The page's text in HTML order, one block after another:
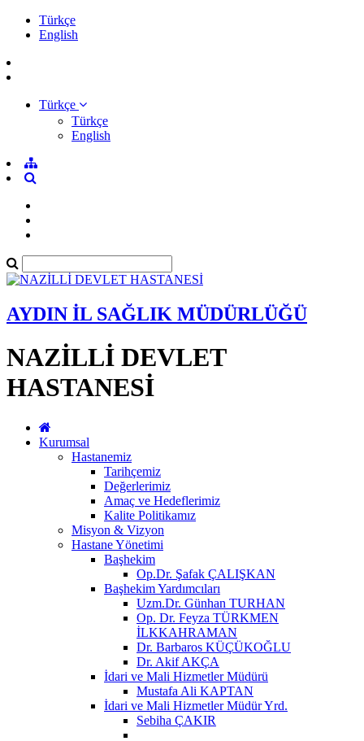
Türkçe
English
Türkçe
Türkçe
English
AYDIN İL SAĞLIK MÜDÜRLÜĞÜ
NAZİLLİ DEVLET
HASTANESİ
Kurumsal
Hastanemiz
Tarihçemiz
Değerlerimiz
Amaç ve Hedeflerimiz
Kalite Politikamız
Misyon & Vizyon
Hastane Yönetimi
Başhekim
Op.Dr. Şafak ÇALIŞKAN
Başhekim Yardımcıları
Uzm.Dr. Günhan TURHAN
Op. Dr. Feyza TÜRKMEN
İLKKAHRAMAN
Dr. Barbaros KÜÇÜKOĞLU
Dr. Akif AKÇA
İdari ve Mali Hizmetler Müdürü
Mustafa Ali KAPTAN
İdari ve Mali Hizmetler Müdür Yrd.
Sebiha ÇAKIR